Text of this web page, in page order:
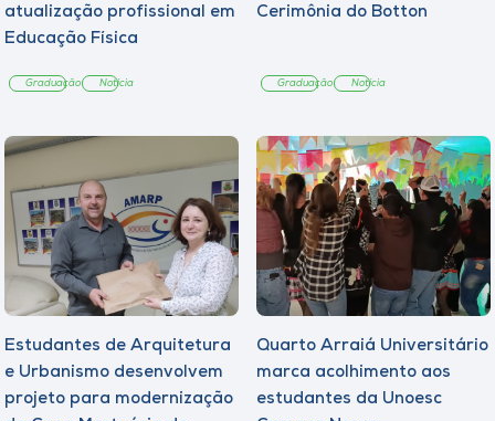
atualização profissional em
Educação Física
Graduação Notícia
Cerimônia do Botton
Graduação Notícia
Estudantes de Arquitetura
e Urbanismo desenvolvem
projeto para modernização
Quarto Arraiá Universitário
marca acolhimento aos
estudantes da Unoesc